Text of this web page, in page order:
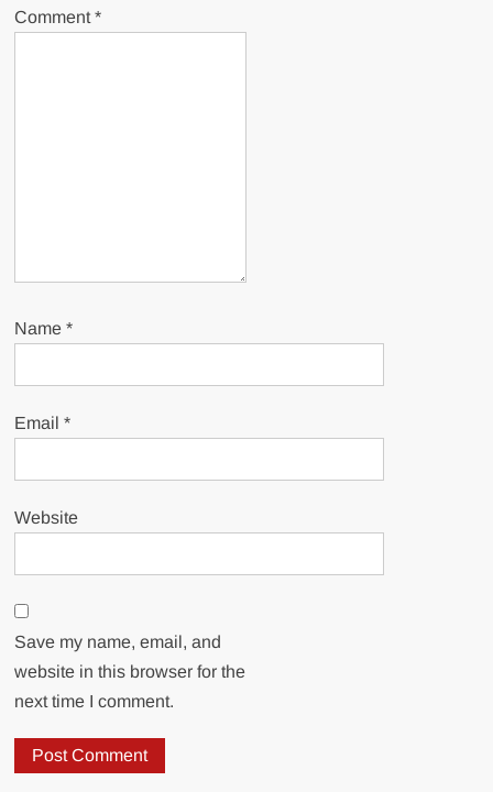
Comment*
Name*
Email*
Website
Save my name, email, and
website in this browser for the
next time I comment.